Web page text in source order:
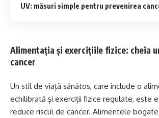
UV: măsuri simple pentru prevenirea
Alimentația și exercițiile fizice: cheia
cancer
Un stil de viață sănătos, care include o
echilibrată și exerciții fizice regulate, este
reduce riscul de cancer. Alimentele